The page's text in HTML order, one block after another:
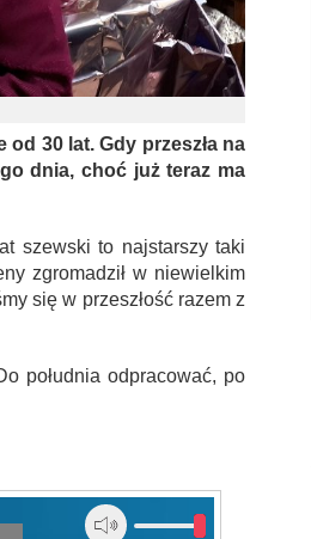
30 lat. Gdy przeszła na
dnia, choć już teraz ma
szewski to najstarszy taki
zgromadził w niewielkim
się w przeszłość razem z
południa odpracować, po